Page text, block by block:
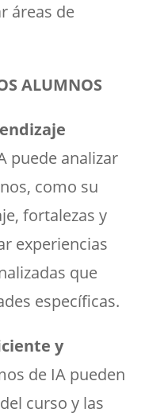
áreas de
ALUMNOS
puede analizar
como su
fortalezas y
experiencias
que
específicas.
y
de IA pueden
curso y las